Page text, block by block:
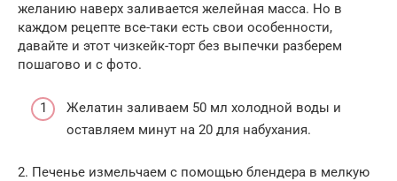
желанию наверх заливается желейная масса. Но в
каждом рецепте все-таки есть свои особенности,
давайте и этот чизкейк-торт без выпечки разберем
пошагово и с фото.
Желатин заливаем 50 мл холодной воды и
оставляем минут на 20 для набухания.
2. Печенье измельчаем с помощью блендера в мелкую